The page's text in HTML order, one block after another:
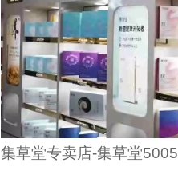
集草堂专卖店-集草堂5005